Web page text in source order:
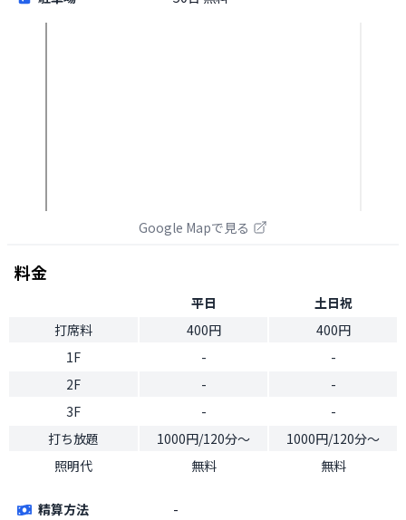
Google Mapで見る
料金
平日
土日祝
打席料
400円
400円
1F
-
-
2F
-
-
3F
-
-
打ち放題
1000円/120分〜
1000円/120分〜
照明代
無料 無料
精算方法
-